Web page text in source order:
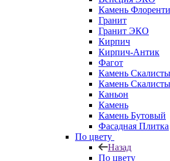
Камень
Гранит
Гранит ЭКО
Кирпич
Кирпич-Антик
Фагот
Камень
Камень
Каньон
Камень
Камень Бутовый
Фасадная Плитка
По цвету
Назад
По цвету